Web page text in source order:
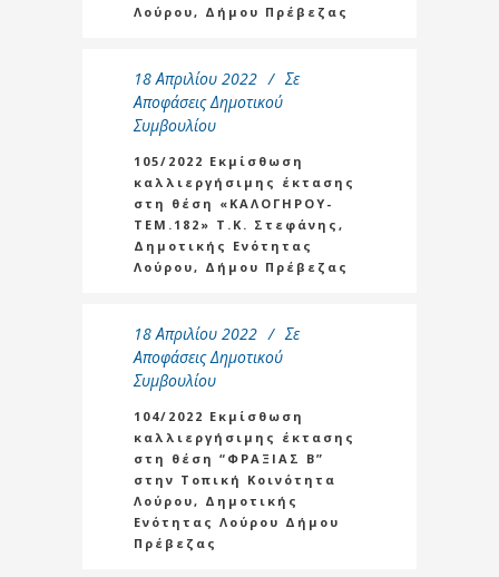
Λούρου, Δήμου Πρέβεζας
18 Απριλίου 2022
Σε
Αποφάσεις Δημοτικού
Συμβουλίου
105/2022 Εκμίσθωση
καλλιεργήσιμης έκτασης
στη θέση «ΚΑΛΟΓΗΡΟΥ-
ΤΕΜ.182» Τ.Κ. Στεφάνης,
Δημοτικής Ενότητας
Λούρου, Δήμου Πρέβεζας
18 Απριλίου 2022
Σε
Αποφάσεις Δημοτικού
Συμβουλίου
104/2022 Εκμίσθωση
καλλιεργήσιμης έκτασης
στη θέση “ΦΡΑΞΙΑΣ Β”
στην Τοπική Κοινότητα
Λούρου, Δημοτικής
Ενότητας Λούρου Δήμου
Πρέβεζας